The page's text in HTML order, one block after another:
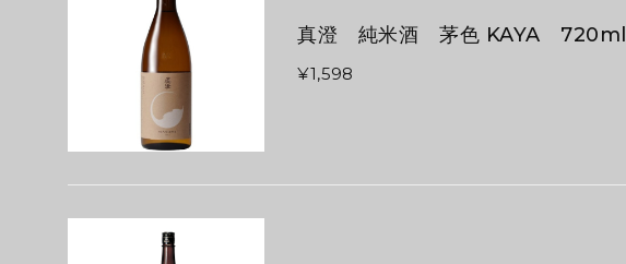
真澄 純米酒 茅色 KAYA 720ml
¥1,598